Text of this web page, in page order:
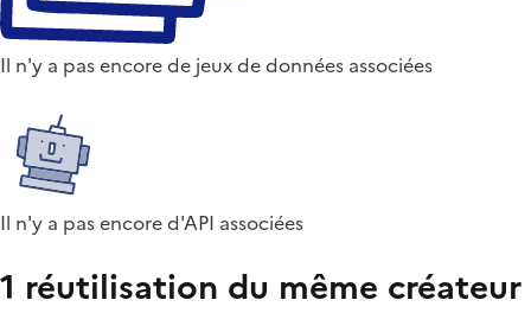
Il n'y a pas encore de jeux de données associées
Il n'y a pas encore d'API associées
1 réutilisation du même créateur